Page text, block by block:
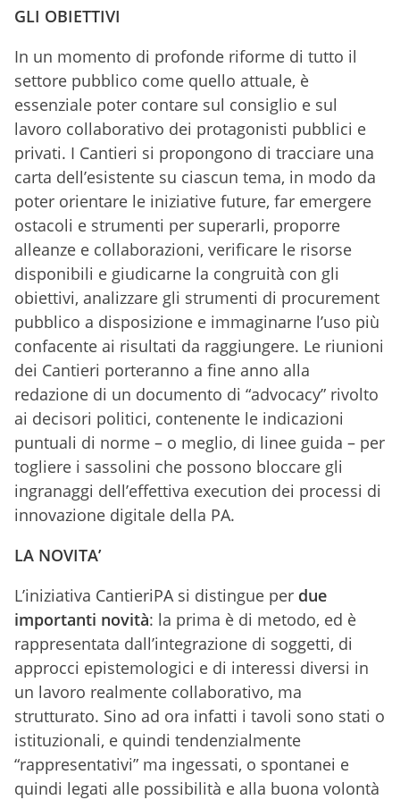
GLI OBIETTIVI
In un momento di profonde riforme di tutto il
settore pubblico come quello attuale, è
essenziale poter contare sul consiglio e sul
lavoro collaborativo dei protagonisti pubblici e
privati. I Cantieri si propongono di tracciare una
carta dell’esistente su ciascun tema, in modo da
poter orientare le iniziative future, far emergere
ostacoli e strumenti per superarli, proporre
alleanze e collaborazioni, verificare le risorse
disponibili e giudicarne la congruità con gli
obiettivi, analizzare gli strumenti di procurement
pubblico a disposizione e immaginarne l’uso più
confacente ai risultati da raggiungere. Le riunioni
dei Cantieri porteranno a fine anno alla
redazione di un documento di “advocacy” rivolto
ai decisori politici, contenente le indicazioni
puntuali di norme – o meglio, di linee guida – per
togliere i sassolini che possono bloccare gli
ingranaggi dell’effettiva execution dei processi di
innovazione digitale della PA.
LA NOVITA’
L’iniziativa CantieriPA si distingue per due
importanti novità: la prima è di metodo, ed è
rappresentata dall’integrazione di soggetti, di
approcci epistemologici e di interessi diversi in
un lavoro realmente collaborativo, ma
strutturato. Sino ad ora infatti i tavoli sono stati o
istituzionali, e quindi tendenzialmente
“rappresentativi” ma ingessati, o spontanei e
quindi legati alle possibilità e alla buona volontà